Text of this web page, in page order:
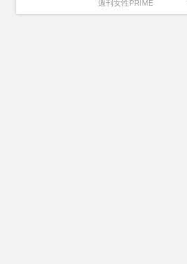
週刊女性PRIME